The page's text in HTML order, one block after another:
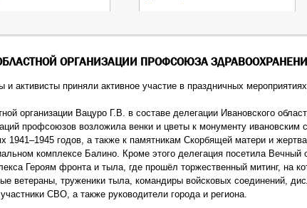
ОРГАНИЗАЦИИ ПРОФСОЮЗА
активисты приняли активное участие в праздничных
организации Вацуро Г.В. в составе делегации Ивановского
профсоюзов возложила венки и цветы к монументу ивановским
1941–1945 годов, а также к памятникам Скорбящей матери и
комплексе Балино. Кроме этого делегация посетила Вечный
Героям фронта и тыла, где прошёл торжественный митинг, на
ветераны, труженики тыла, командиры войсковых соединений,
СВО, а также руководители города и региона.